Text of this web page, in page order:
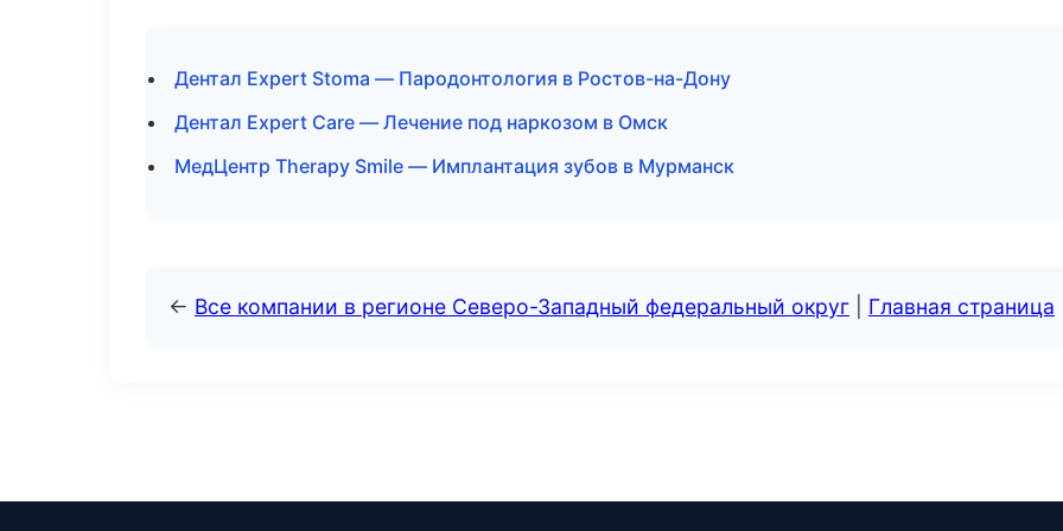
Дентал Expert Stoma — Пародонтология в Ростов-на-Дону
Дентал Expert Care — Лечение под наркозом в Омск
МедЦентр Therapy Smile — Имплантация зубов в Мурманск
← Все компании в регионе Северо-Западный федеральный округ Главная страница